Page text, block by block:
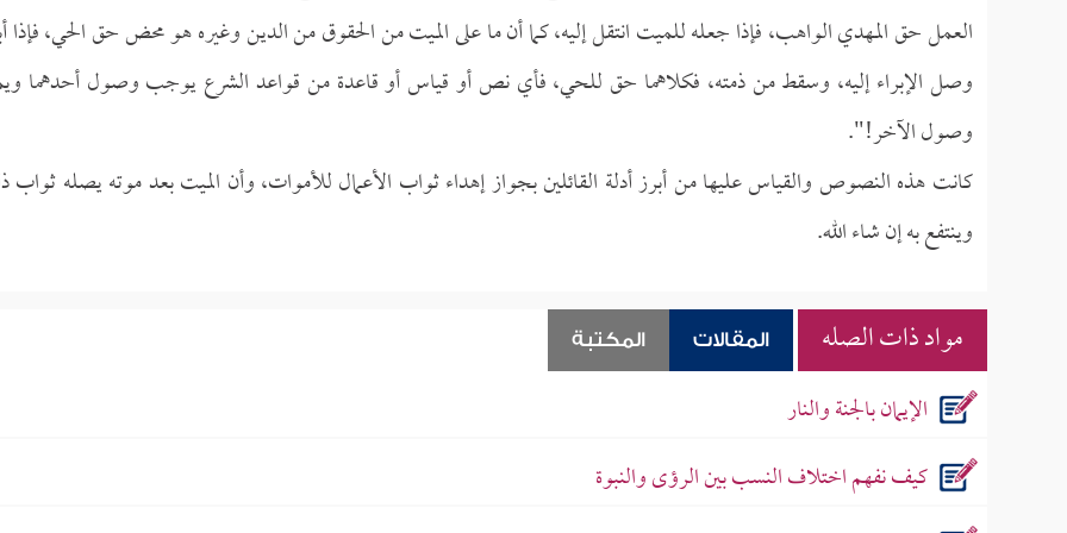
العمل حق المهدي الواهب، فإذا جعله للميت انتقل إليه، كما أن ما على الميت من الحقوق من الدين وغيره هو محض حق الحي، فإذا
وصل الإبراء إليه، وسقط من ذمته، فكلاهما حق للحي، فأي نص أو قياس أو قاعدة من قواعد الشرع يوجب وصول أحدهما
وصول الآخر!".
كانت هذه النصوص والقياس عليها من أبرز أدلة القائلين بجواز إهداء ثواب الأعمال للأموات، وأن الميت بعد موته يصله ثواب
وينتفع به إن شاء الله.
مواد ذات الصله المقالات المكتبة
الإيمان بالجنة والنار
كيف نفهم اختلاف النسب بين الرؤى والنبوة